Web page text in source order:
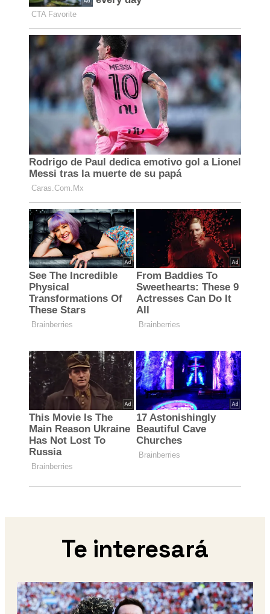
Te interesará